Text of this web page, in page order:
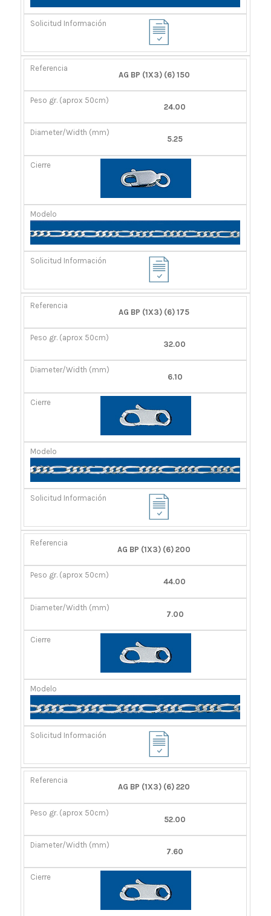
AG BP (1X3) (6) 150
24.00
5.25
AG BP (1X3) (6) 175
32.00
6.10
AG BP (1X3) (6) 200
44.00
7.00
AG BP (1X3) (6) 220
52.00
7.60